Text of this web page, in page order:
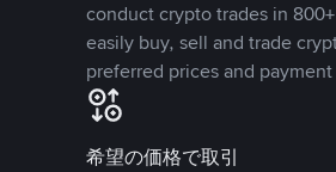
conduct crypto trades in
easily buy, sell and trade
preferred prices and
希望の価格で取引